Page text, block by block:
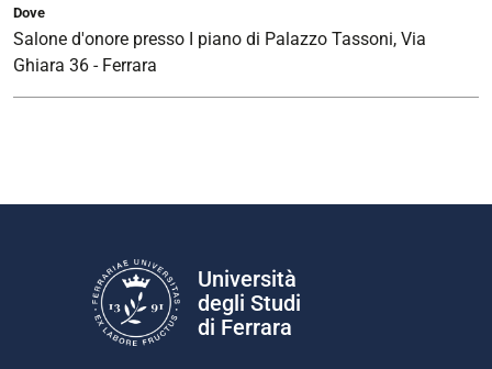
Dove
Salone d'onore presso I piano di Palazzo Tassoni, Via
Ghiara 36 - Ferrara
Università
degli Studi
di Ferrara